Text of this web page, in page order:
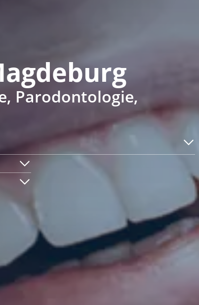
Parodontologie,